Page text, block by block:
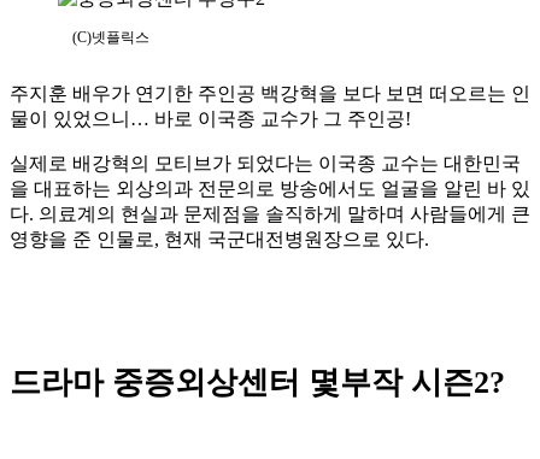
(C)넷플릭스
주지훈 배우가 연기한 주인공 백강혁을 보다 보면 떠오르는 인
물이 있었으니… 바로 이국종 교수가 그 주인공!
실제로 배강혁의 모티브가 되었다는 이국종 교수는 대한민국
을 대표하는 외상의과 전문의로 방송에서도 얼굴을 알린 바 있
다. 의료계의 현실과 문제점을 솔직하게 말하며 사람들에게 큰
영향을 준 인물로, 현재 국군대전병원장으로 있다.
드라마 중증외상센터 몇부작 시즌2?